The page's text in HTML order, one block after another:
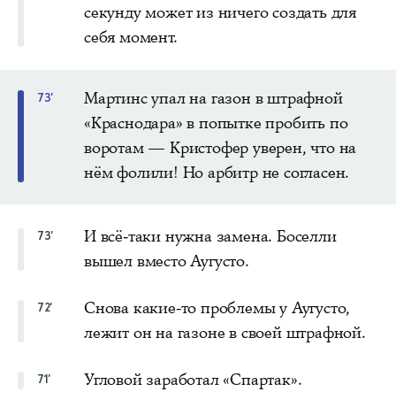
секунду может из ничего создать для
себя момент.
73'
Мартинс упал на газон в штрафной
«Краснодара» в попытке пробить по
воротам — Кристофер уверен, что на
нём фолили! Но арбитр не согласен.
73'
И всё-таки нужна замена. Боселли
вышел вместо Аугусто.
72'
Снова какие-то проблемы у Аугусто,
лежит он на газоне в своей штрафной.
71' Угловой заработал «Спартак».